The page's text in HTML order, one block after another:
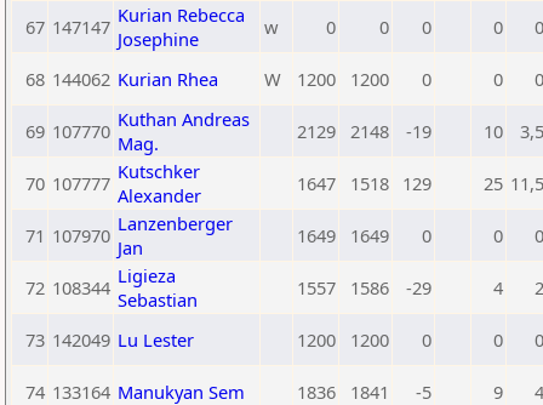
67 147147 Kurian Rebecca
Josephine
w 0 0 0 0 0
68 144062 Kurian Rhea W 1200 1200 0 0 0
69 107770 Kuthan Andreas
Mag.
2129 2148 -19 10 3,5
70 107777 Kutschker
Alexander
1647 1518 129 25 11,5
71 107970 Lanzenberger
Jan
1649 1649 0 0 0
72 108344 Ligieza
Sebastian
1557 1586 -29 4 2
73 142049 Lu Lester 1200 1200 0 0 0
74 133164 Manukyan Sem 1836 1841 -5 9 4